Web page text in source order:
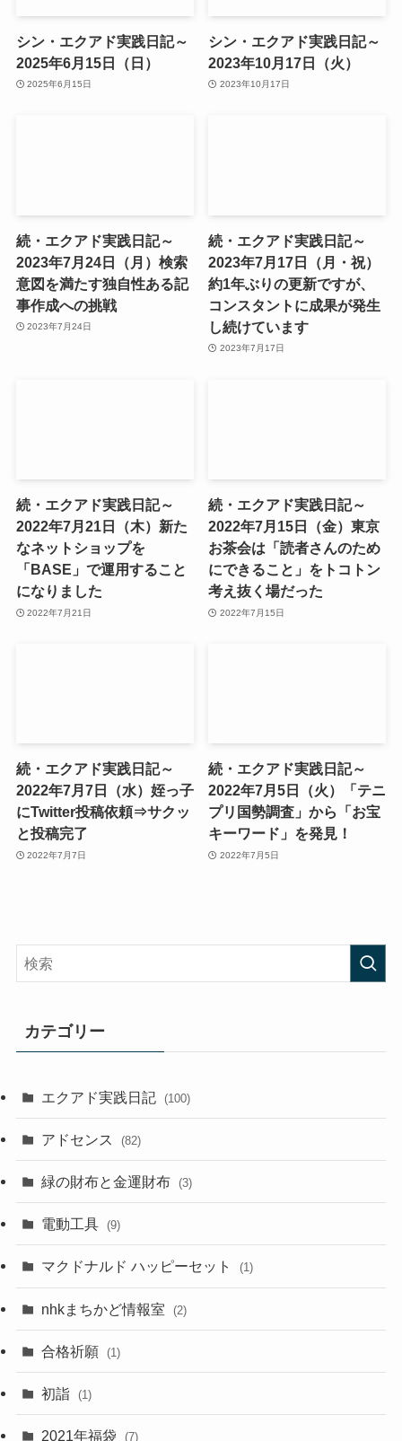
シン・エクアド実践日記～
2025年6月15日（日）
2025年6月15日
シン・エクアド実践日記～
2023年10月17日（火）
2023年10月17日
続・エクアド実践日記～
2023年7月24日（月）検索
意図を満たす独自性ある記
事作成への挑戦
2023年7月24日
続・エクアド実践日記～
2023年7月17日（月・祝）
約1年ぶりの更新ですが、
コンスタントに成果が発生
し続けています
2023年7月17日
続・エクアド実践日記～
2022年7月21日（木）新た
なネットショップを
「BASE」で運用すること
になりました
2022年7月21日
続・エクアド実践日記～
2022年7月15日（金）東京
お茶会は「読者さんのため
にできること」をトコトン
考え抜く場だった
2022年7月15日
続・エクアド実践日記～
2022年7月7日（水）姪っ子
にTwitter投稿依頼⇒サクッ
と投稿完了
2022年7月7日
続・エクアド実践日記～
2022年7月5日（火）「テニ
プリ国勢調査」から「お宝
キーワード」を発見！
2022年7月5日
カテゴリー
エクアド実践日記 (100)
アドセンス (82)
緑の財布と金運財布 (3)
電動工具 (9)
マクドナルド ハッピーセット (1)
nhkまちかど情報室 (2)
合格祈願 (1)
初詣 (1)
2021年福袋 (7)